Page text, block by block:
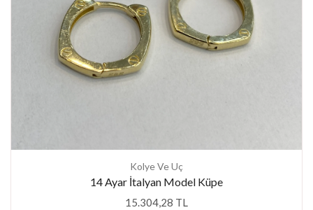
Kolye Ve Uç
14 Ayar İtalyan Model Küpe
15.304,28 TL